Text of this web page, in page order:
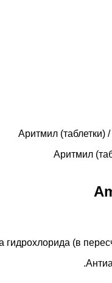
/ Аритмил (таблетки)